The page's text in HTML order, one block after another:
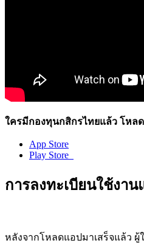
ใครมีกองทุนกสิกรไทยแล้ว โหล
App Store
Play Store
การลงทะเบียนใช้งาน
หลังจากโหลดแอปมาเสร็จแล้ว ผู้